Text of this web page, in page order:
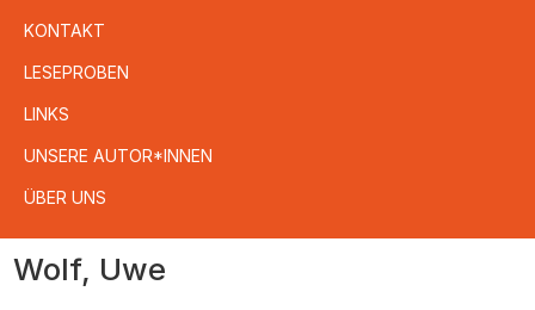
KONTAKT
LESEPROBEN
LINKS
UNSERE AUTOR*INNEN
ÜBER UNS
zum
Wolf, Uwe